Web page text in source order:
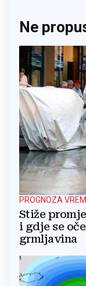
Ne
PROGNOZA
Stiže
i gdje se
grmljavina